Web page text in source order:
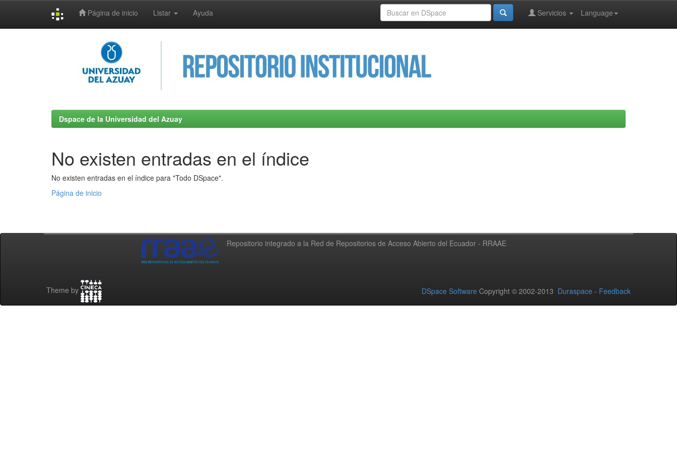
Página de inicio Listar Ayuda Language
Servicios
Dspace de la Universidad del Azuay
No existen entradas en el índice
No existen entradas en el índice para "Todo DSpace".
Página de inicio
Repositorio integrado a la Red de Repositorios de Acceso Abierto del Ecuador - RRAAE
Theme by DSpace Software Copyright © 2002-2013 Duraspace - Feedback